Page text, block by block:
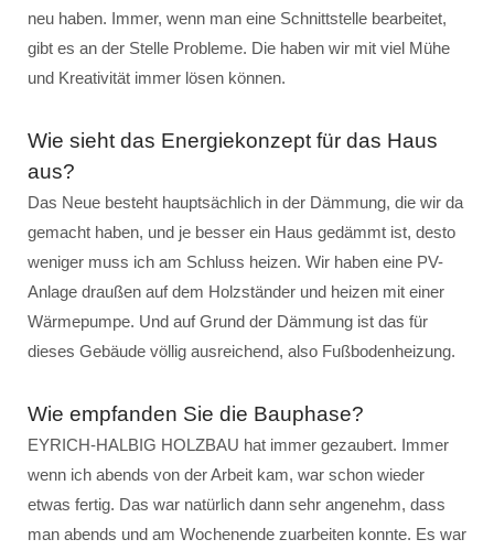
neu haben. Immer, wenn man eine Schnittstelle bearbeitet,
gibt es an der Stelle Probleme. Die haben wir mit viel Mühe
und Kreativität immer lösen können.
Wie sieht das Energiekonzept für das Haus
aus?
Das Neue besteht hauptsächlich in der Dämmung, die wir da
gemacht haben, und je besser ein Haus gedämmt ist, desto
weniger muss ich am Schluss heizen. Wir haben eine PV-
Anlage draußen auf dem Holzständer und heizen mit einer
Wärmepumpe. Und auf Grund der Dämmung ist das für
dieses Gebäude völlig ausreichend, also Fußbodenheizung.
Wie empfanden Sie die Bauphase?
EYRICH-HALBIG HOLZBAU hat immer gezaubert. Immer
wenn ich abends von der Arbeit kam, war schon wieder
etwas fertig. Das war natürlich dann sehr angenehm, dass
man abends und am Wochenende zuarbeiten konnte. Es war